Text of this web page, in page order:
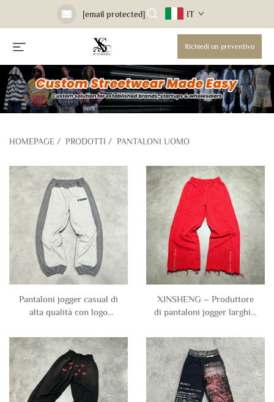
[email protected] IT
Richiedi un preventivo
HOMEPAGE / PRODOTTI / PANTALONI UOMO
Pantaloni jogger casual di
alta qualità con logo
cotone, uomo, a blocchi di
colore e patchwork in
french terry, taglio largo
XINSHENG – Produttore
di pantaloni jogger larghi e
terry liscio, unisex, con
cerniera e vita alta, per
uomo